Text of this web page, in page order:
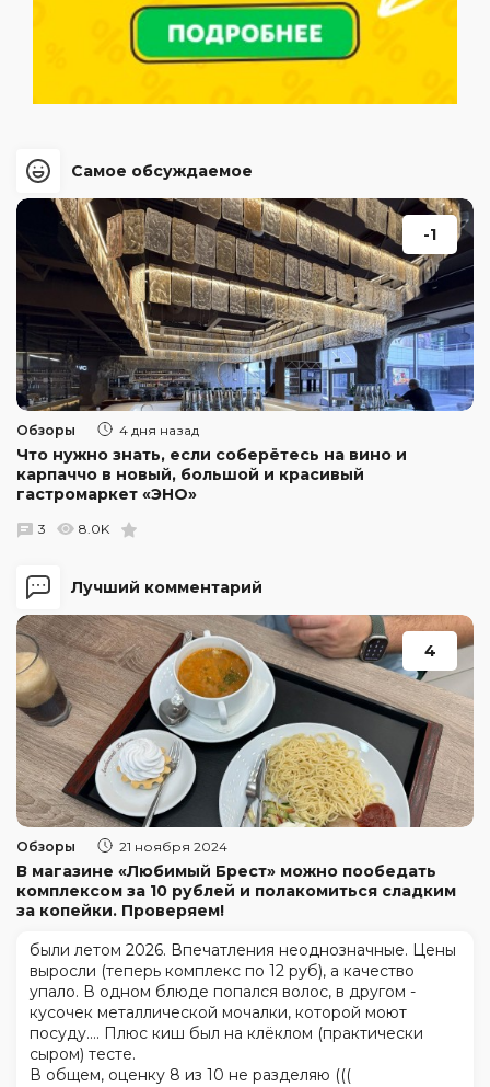
Лучший комментарий
4
Обзоры 21 ноября 2024
В магазине «Любимый Брест» можно пообедать
комплексом за 10 рублей и полакомиться сладким
за копейки. Проверяем!
были летом 2026. Впечатления неоднозначные. Цены
выросли (теперь комплекс по 12 руб), а качество
упало. В одном блюде попался волос, в другом -
кусочек металлической мочалки, которой моют
посуду.... Плюс киш был на клёклом (практически
сыром) тесте.
В общем, оценку 8 из 10 не разделяю (((
Самое обсуждаемое
-1
Обзоры 4 дня назад
Что нужно знать, если соберётесь на вино и
карпаччо в новый, большой и красивый
гастромаркет «ЭНО»
3 8.0K